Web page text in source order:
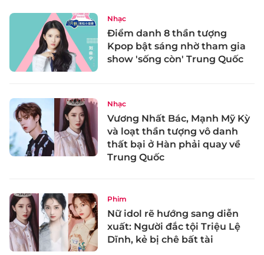
Nhạc
Điểm danh 8 thần tượng
Kpop bật sáng nhờ tham gia
show 'sống còn' Trung Quốc
Nhạc
Vương Nhất Bác, Mạnh Mỹ Kỳ
và loạt thần tượng vô danh
thất bại ở Hàn phải quay về
Trung Quốc
Phim
Nữ idol rẽ hướng sang diễn
xuất: Người đắc tội Triệu Lệ
Dĩnh, kẻ bị chê bất tài